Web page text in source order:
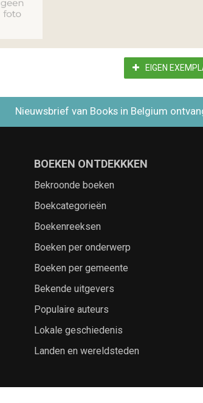
EIGEN
Nieuwsbrief van Books in Belgium
BOEKEN ONTDEKKKEN
Bekroonde boeken
Boekcategorieën
Boekenreeksen
Boeken per onderwerp
Boeken per gemeente
Bekende uitgevers
Populaire auteurs
Lokale geschiedenis
Landen en wereldsteden